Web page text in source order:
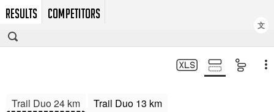
RESULTS COMPETITORS
文
Trail Duo 24 km Trail Duo 13 km